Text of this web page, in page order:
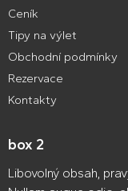
Ceník
Tipy na výlet
Obchodní podmínky
Rezervace
Kontakty
box 2
Libovolný obsah,